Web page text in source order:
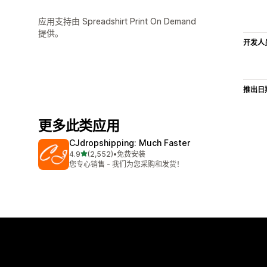
应用支持由 Spreadshirt Print On Demand
提供。
开发人
推出日
更多此类应用
CJdropshipping: Much Faster
4.9星（满分 5 星）
(2,552)
总共 2552 条评论
•免费安装
您专心销售 - 我们为您采购和发货！